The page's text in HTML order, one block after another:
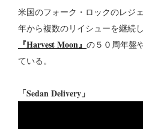
米国のフォーク・ロックのレジ
年から複数のリイシューを継続
『Harvest Moon』 の５０周年盤
ている。
「Sedan Delivery」